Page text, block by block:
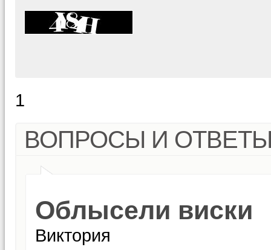
1
ВОПРОСЫ И
Облысели виски
Виктория